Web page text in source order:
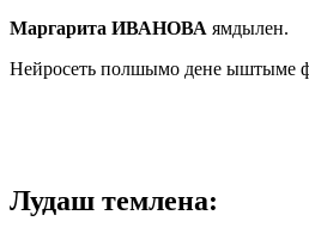
Маргарита ИВАНОВА ямдылен.
Нейросеть полшымо дене ыштыме
Лудаш темлена: